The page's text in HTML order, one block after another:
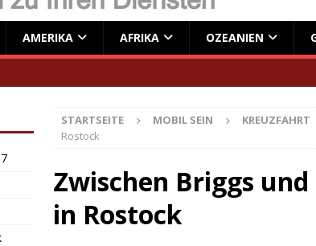
AMERIKA AFRIKA OZEANIEN
STARTSEITE MOBIL SEIN KREUZFAHRT
Rostock
Zwischen Briggs
in Rostock